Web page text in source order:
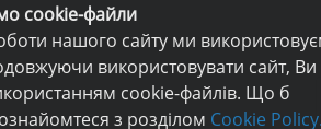
cookie-файли
нашого сайту ми
використовувати сайт, Ви
cookie-файлів. Що б
з розділом Cookie